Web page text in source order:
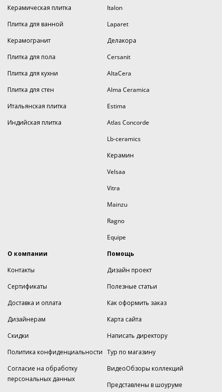
Керамическая плитка
Плитка для ванной
Керамогранит
Плитка для пола
Плитка для кухни
Плитка для стен
Итальянская плитка
Индийская плитка
Italon
Laparet
Делакора
Cersanit
AltaCera
Alma Ceramica
Estima
Atlas Concorde
Lb-ceramics
Керамин
Velsaa
Vitra
Mainzu
Ragno
Equipe
О компании
Контакты
Сертификаты
Доставка и оплата
Дизайнерам
Скидки
Политика конфиденциальности
Согласие на обработку
персональных данных
Помощь
Дизайн проект
Полезные статьи
Как оформить заказ
Карта сайта
Написать директору
Тур по магазину
ВидеоОбзоры коллекций
Представлены в шоуруме